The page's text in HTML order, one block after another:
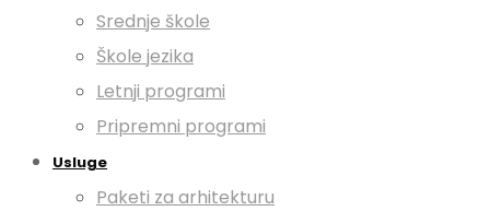
Srednje škole
Škole jezika
Letnji programi
Pripremni programi
Usluge
Paketi za arhitekturu